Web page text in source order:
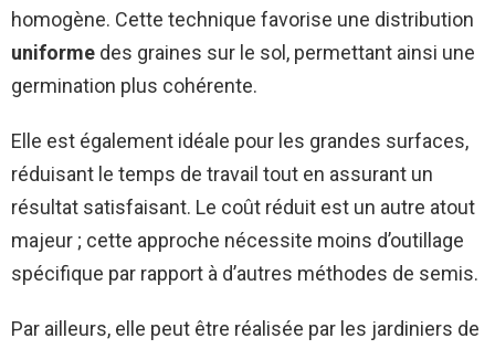
homogène. Cette technique favorise une distribution
uniforme des graines sur le sol, permettant ainsi une
germination plus cohérente.
Elle est également idéale pour les grandes surfaces,
réduisant le temps de travail tout en assurant un
résultat satisfaisant. Le coût réduit est un autre atout
majeur ; cette approche nécessite moins d’outillage
spécifique par rapport à d’autres méthodes de semis.
Par ailleurs, elle peut être réalisée par les jardiniers de